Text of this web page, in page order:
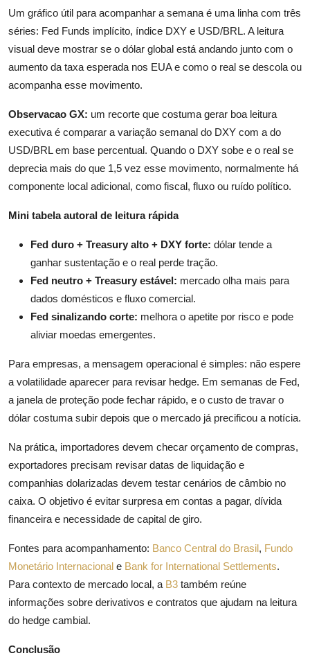
Um gráfico útil para acompanhar a semana é uma linha com três
séries: Fed Funds implícito, índice DXY e USD/BRL. A leitura
visual deve mostrar se o dólar global está andando junto com o
aumento da taxa esperada nos EUA e como o real se descola ou
acompanha esse movimento.
Observacao GX: um recorte que costuma gerar boa leitura
executiva é comparar a variação semanal do DXY com a do
USD/BRL em base percentual. Quando o DXY sobe e o real se
deprecia mais do que 1,5 vez esse movimento, normalmente há
componente local adicional, como fiscal, fluxo ou ruído político.
Mini tabela autoral de leitura rápida
Fed duro + Treasury alto + DXY forte: dólar tende a
ganhar sustentação e o real perde tração.
Fed neutro + Treasury estável: mercado olha mais para
dados domésticos e fluxo comercial.
Fed sinalizando corte: melhora o apetite por risco e pode
aliviar moedas emergentes.
Para empresas, a mensagem operacional é simples: não espere
a volatilidade aparecer para revisar hedge. Em semanas de Fed,
a janela de proteção pode fechar rápido, e o custo de travar o
dólar costuma subir depois que o mercado já precificou a notícia.
Na prática, importadores devem checar orçamento de compras,
exportadores precisam revisar datas de liquidação e
companhias dolarizadas devem testar cenários de câmbio no
caixa. O objetivo é evitar surpresa em contas a pagar, dívida
financeira e necessidade de capital de giro.
Fontes para acompanhamento: Banco Central do Brasil, Fundo
Monetário Internacional e Bank for International Settlements.
Para contexto de mercado local, a B3 também reúne
informações sobre derivativos e contratos que ajudam na leitura
do hedge cambial.
Conclusão